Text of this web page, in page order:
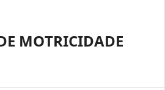
MOTRICIDADE